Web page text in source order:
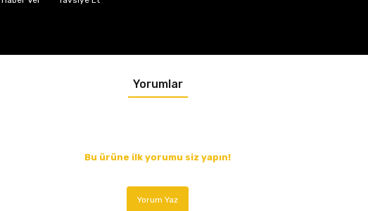
Yorumlar
Bu ürüne ilk yorumu siz yapın!
Yorum Yaz